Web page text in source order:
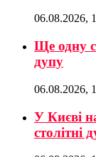
06.08.2026,
Ще одну
дупу
06.08.2026,
У Києві
столітні